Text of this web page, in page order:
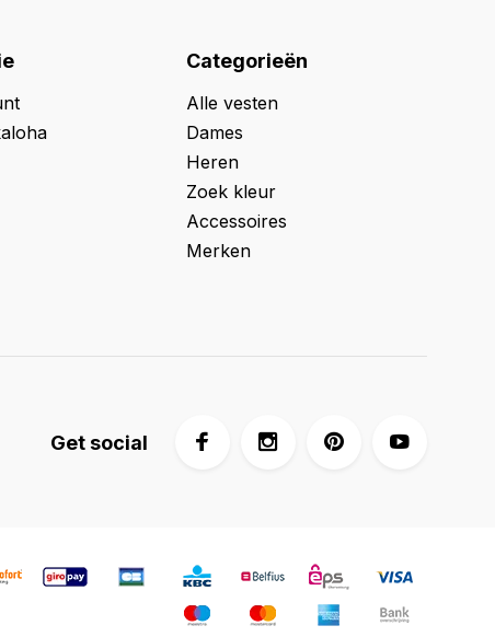
Categorieën
Alle vesten
Dames
Heren
Zoek kleur
Accessoires
Merken
Get social